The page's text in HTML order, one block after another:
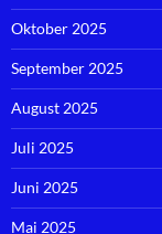
Oktober 2025
September 2025
August 2025
Juli 2025
Juni 2025
Mai 2025